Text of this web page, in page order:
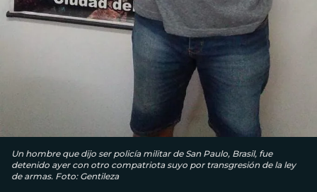
Un hombre que dijo ser policía militar de San Paulo, Brasil, fue
detenido ayer con otro compatriota suyo por transgresión de la ley
de armas. Foto: Gentileza